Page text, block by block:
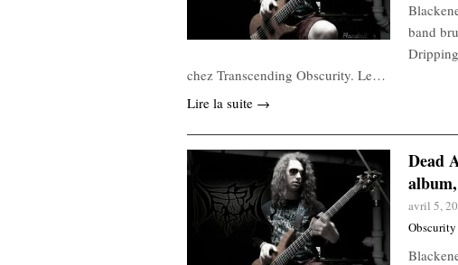
band
chez Transcending Obscurity. Le…
Lire la suite →
Dead
avril 5,
Obscurity